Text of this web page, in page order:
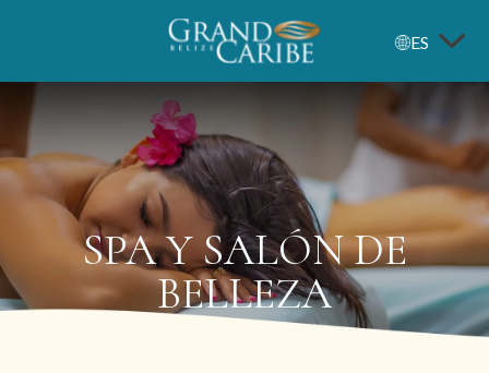
Grand
Caribe
Belize
ES
SPA Y SALÓN DE
BELLEZA